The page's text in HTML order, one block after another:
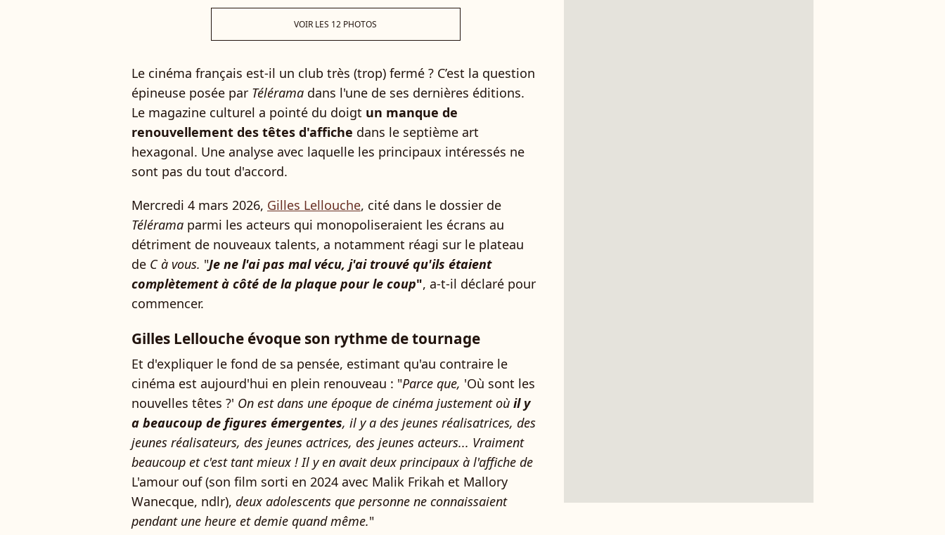
VOIR LES 12 PHOTOS
Le cinéma français est-il un club très (trop) fermé ? C’est la question
épineuse posée par Télérama dans l'une de ses dernières éditions.
Le magazine culturel a pointé du doigt un manque de
renouvellement des têtes d'affiche dans le septième art
hexagonal. Une analyse avec laquelle les principaux intéressés ne
sont pas du tout d'accord.
Mercredi 4 mars 2026, Gilles Lellouche, cité dans le dossier de
Télérama parmi les acteurs qui monopoliseraient les écrans au
détriment de nouveaux talents, a notamment réagi sur le plateau
de C à vous. "Je ne l'ai pas mal vécu, j'ai trouvé qu'ils étaient
complètement à côté de la plaque pour le coup", a-t-il déclaré pour
commencer.
Gilles Lellouche évoque son rythme de tournage
Et d'expliquer le fond de sa pensée, estimant qu'au contraire le
cinéma est aujourd'hui en plein renouveau : "Parce que, 'Où sont les
nouvelles têtes ?' On est dans une époque de cinéma justement où il y
a beaucoup de figures émergentes, il y a des jeunes réalisatrices, des
jeunes réalisateurs, des jeunes actrices, des jeunes acteurs... Vraiment
beaucoup et c'est tant mieux ! Il y en avait deux principaux à l'affiche de
L'amour ouf (son film sorti en 2024 avec Malik Frikah et Mallory
Wanecque, ndlr), deux adolescents que personne ne connaissaient
pendant une heure et demie quand même."